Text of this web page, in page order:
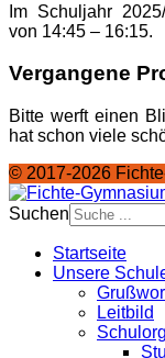
Im Schuljahr
von 14:45 – 16:15.
Vergangene
Bitte werft einen
hat schon viele
© 2017-2026
Suchen
Startseite
Unsere
Leitbild